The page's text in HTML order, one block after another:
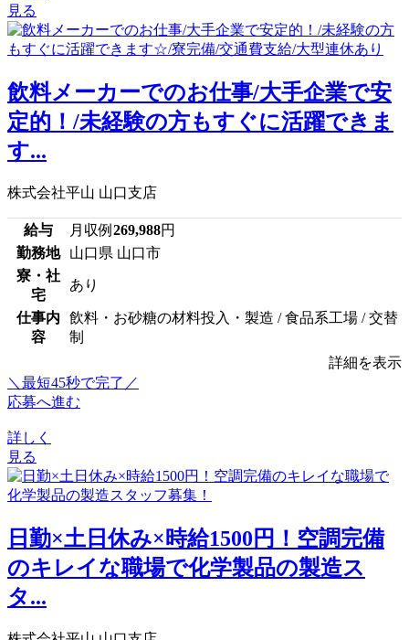
見る
飲料メーカーでのお仕事/大手企業で安
定的！/未経験の方もすぐに活躍できま
す...
株式会社平山 山口支店
給与 月収例 269,988円
勤務地
山口県 山口市
寮・社
宅
あり
仕事内
容
飲料・お砂糖の材料投入・製造 / 食品系工場 / 交替
制
詳細を表示
＼最短45秒で完了／
応募へ進む
詳しく
見る
日勤×土日休み×時給1500円！空調完備
のキレイな職場で化学製品の製造ス
タ...